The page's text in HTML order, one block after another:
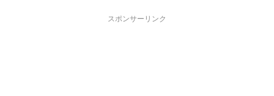
スポンサーリンク